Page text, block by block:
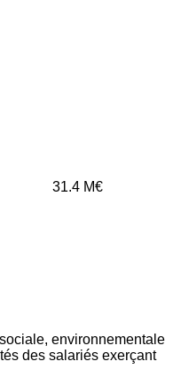
31.4 M€
environnementale
des salariés exerçant